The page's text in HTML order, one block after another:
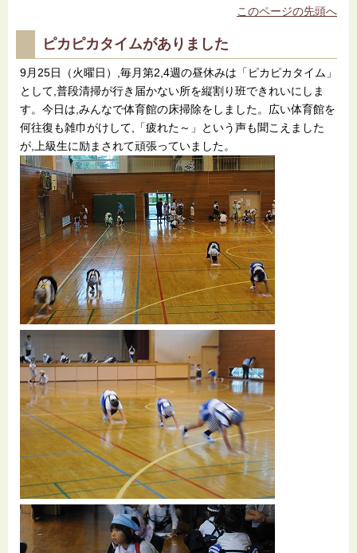
このページの先頭へ
ピカピカタイムがありました
9月25日（火曜日）,毎月第2,4週の昼休みは「ピカピカタイム」
として,普段清掃が行き届かない所を縦割り班できれいにしま
す。今日は,みんなで体育館の床掃除をしました。広い体育館を
何往復も雑巾がけして,「疲れた～」という声も聞こえました
が,上級生に励まされて頑張っていました。